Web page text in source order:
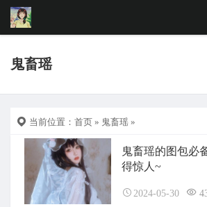
鬼畜瑶
当前位置： 首页 » 鬼畜瑶 »
鬼畜瑶的图包必
得惊人~
2024-05-30